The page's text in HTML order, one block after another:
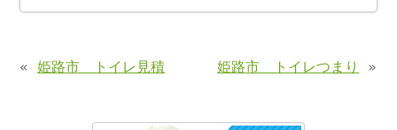
«姫路市 トイレ見積 姫路市 トイレつまり »